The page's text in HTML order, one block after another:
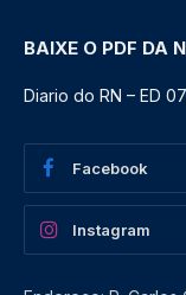
BAIXE O PDF DA
Diario do RN – ED
Facebook
Instagram